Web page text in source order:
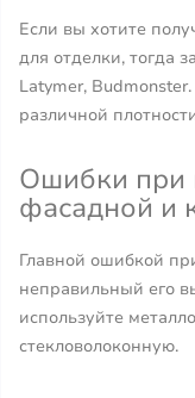
Если вы хотите
для отделки, тогда
Latymer,
различной
Ошибки при
фасадной и
Главной ошибкой
неправильный его
используйте
стекловолоконную.